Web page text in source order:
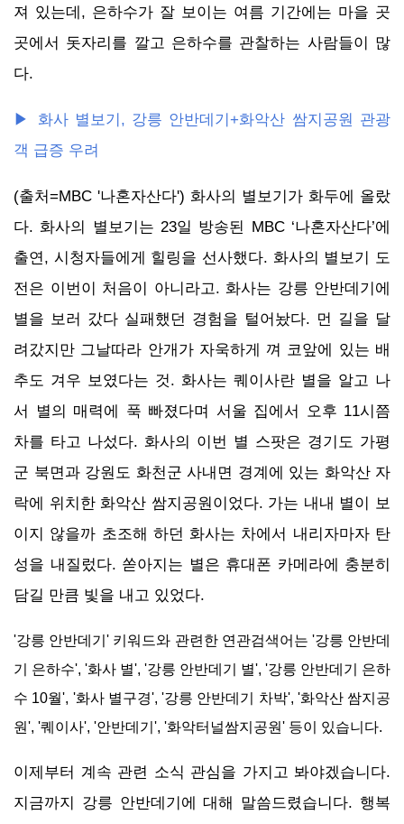
져 있는데, 은하수가 잘 보이는 여름 기간에는 마을 곳
곳에서 돗자리를 깔고 은하수를 관찰하는 사람들이 많
다.
▶ 화사 별보기, 강릉 안반데기+화악산 쌈지공원 관광
객 급증 우려
(출처=MBC '나혼자산다') 화사의 별보기가 화두에 올랐
다. 화사의 별보기는 23일 방송된 MBC ‘나혼자산다’에
출연, 시청자들에게 힐링을 선사했다. 화사의 별보기 도
전은 이번이 처음이 아니라고. 화사는 강릉 안반데기에
별을 보러 갔다 실패했던 경험을 털어놨다. 먼 길을 달
려갔지만 그날따라 안개가 자욱하게 껴 코앞에 있는 배
추도 겨우 보였다는 것. 화사는 퀘이사란 별을 알고 나
서 별의 매력에 푹 빠졌다며 서울 집에서 오후 11시쯤
차를 타고 나섰다. 화사의 이번 별 스팟은 경기도 가평
군 북면과 강원도 화천군 사내면 경계에 있는 화악산 자
락에 위치한 화악산 쌈지공원이었다. 가는 내내 별이 보
이지 않을까 초조해 하던 화사는 차에서 내리자마자 탄
성을 내질렀다. 쏟아지는 별은 휴대폰 카메라에 충분히
담길 만큼 빛을 내고 있었다.
'강릉 안반데기' 키워드와 관련한 연관검색어는 '강릉 안반데
기 은하수', '화사 별', '강릉 안반데기 별', '강릉 안반데기 은하
수 10월', '화사 별구경', '강릉 안반데기 차박', '화악산 쌈지공
원', '퀘이사', '안반데기', '화악터널쌈지공원' 등이 있습니다.
이제부터 계속 관련 소식 관심을 가지고 봐야겠습니다.
지금까지 강릉 안반데기에 대해 말씀드렸습니다. 행복